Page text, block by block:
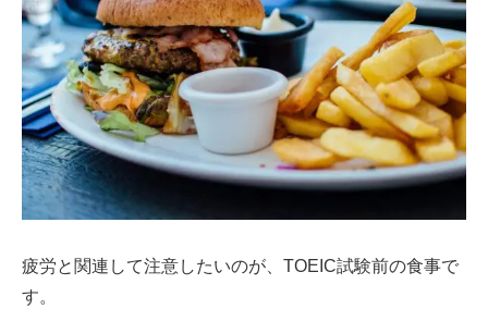
疲労と関連して注意したいのが、TOEIC試験前の食事で
す。